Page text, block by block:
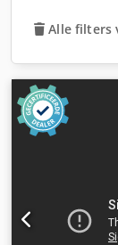
Alle filters